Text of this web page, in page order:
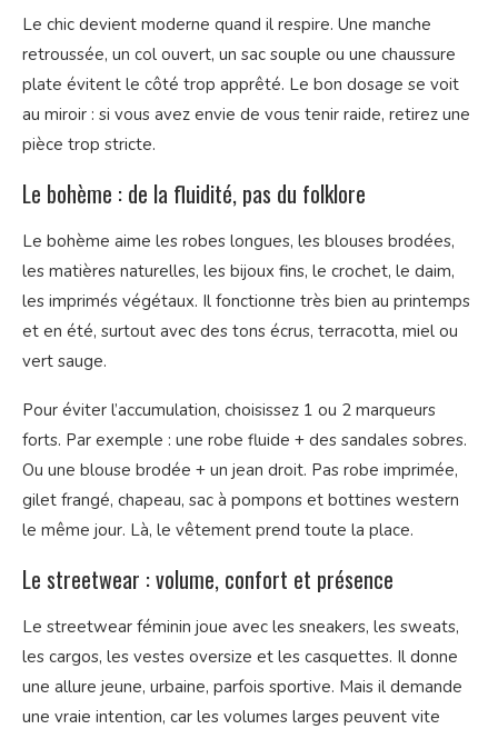
Le chic devient moderne quand il respire. Une manche
retroussée, un col ouvert, un sac souple ou une chaussure
plate évitent le côté trop apprêté. Le bon dosage se voit
au miroir : si vous avez envie de vous tenir raide, retirez une
pièce trop stricte.
Le bohème : de la fluidité, pas du folklore
Le bohème aime les robes longues, les blouses brodées,
les matières naturelles, les bijoux fins, le crochet, le daim,
les imprimés végétaux. Il fonctionne très bien au printemps
et en été, surtout avec des tons écrus, terracotta, miel ou
vert sauge.
Pour éviter l’accumulation, choisissez 1 ou 2 marqueurs
forts. Par exemple : une robe fluide + des sandales sobres.
Ou une blouse brodée + un jean droit. Pas robe imprimée,
gilet frangé, chapeau, sac à pompons et bottines western
le même jour. Là, le vêtement prend toute la place.
Le streetwear : volume, confort et présence
Le streetwear féminin joue avec les sneakers, les sweats,
les cargos, les vestes oversize et les casquettes. Il donne
une allure jeune, urbaine, parfois sportive. Mais il demande
une vraie intention, car les volumes larges peuvent vite